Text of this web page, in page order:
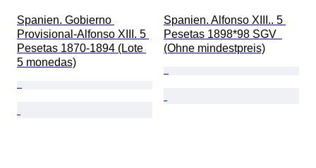
Spanien. Gobierno
Provisional-Alfonso XIII. 5
Pesetas 1870-1894 (Lote
5 monedas)
Spanien. Alfonso XIII.. 5
Pesetas 1898*98 SGV
(Ohne mindestpreis)